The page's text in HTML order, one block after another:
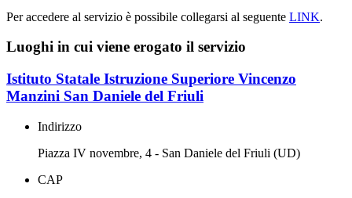
Per accedere al servizio è possibile collegarsi al seguente LINK.
Luoghi in cui viene erogato il servizio
Istituto Statale Istruzione Superiore Vincenzo
Manzini San Daniele del Friuli
Indirizzo
Piazza IV novembre, 4 - San Daniele del Friuli (UD)
CAP